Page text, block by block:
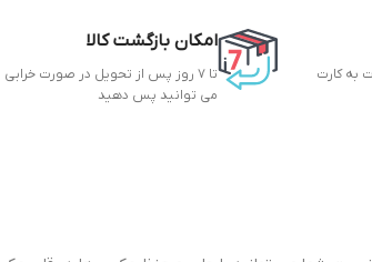
به کارت
امکان بازگشت کالا
تا 7 روز پس از تحویل در صورت خرابی
می توانید پس دهید